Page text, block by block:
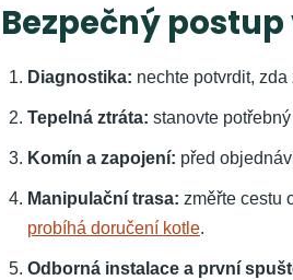
Bezpečný
Diagnostika: nechte potvrdit,
Tepelná ztráta: stanovte
Komín a zapojení: před
Manipulační trasa: změřte cestu
probíhá doručení kotle.
Odborná instalace a první